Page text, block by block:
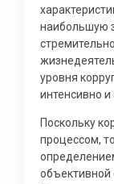
наибольшую
уровня
интенсивно и
Поскольку
процессом,
объективной